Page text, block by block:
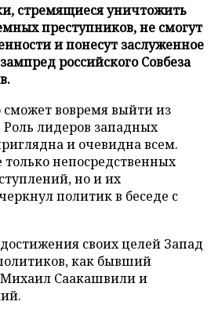
стремящиеся уничтожить
преступников, не смогут
и понесут заслуженное
российского Совбеза
сможет вовремя выйти из
лидеров западных
и очевидна всем.
непосредственных
но и их
политик в беседе с
своих целей Запад
как бывший
Саакашвили и